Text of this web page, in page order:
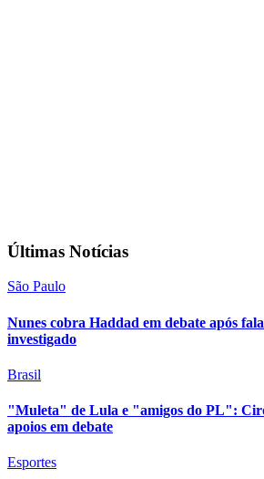
Últimas Notícias
São Paulo
Nunes cobra Haddad em debate após
investigado
Brasil
"Muleta" de Lula e "amigos do PL":
apoios em debate
Esportes